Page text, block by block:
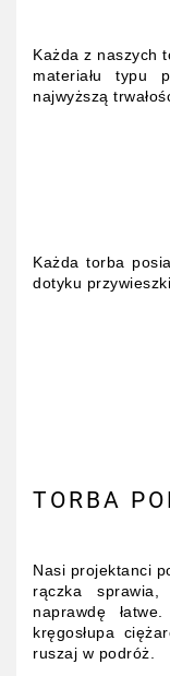
Każda z naszych
materiału typu
najwyższą
Każda torba
dotyku
TORBA
Nasi projektanci
rączka
naprawdę
kręgosłupa
ruszaj w podróż.